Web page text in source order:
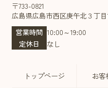
〒733-0821
広島県広島市西区庚午北３丁目
営業時間 10:00～19:00
定休日
なし
トップページ お客